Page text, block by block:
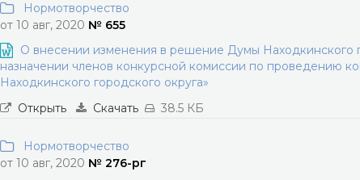
Нормотворчество
от 10 авг, 2020 № 655
О внесении изменения в решение Думы Находкинского
назначении членов конкурсной комиссии по проведению
Находкинского городского округа»
Открыть
Скачать 38.5 КБ
Нормотворчество
от 10 авг, 2020 № 276-рг